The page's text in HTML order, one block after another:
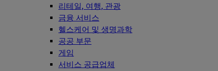
리테일, 여행, 관광
금융 서비스
헬스케어 및 생명과학
공공 부문
게임
서비스 공급업체